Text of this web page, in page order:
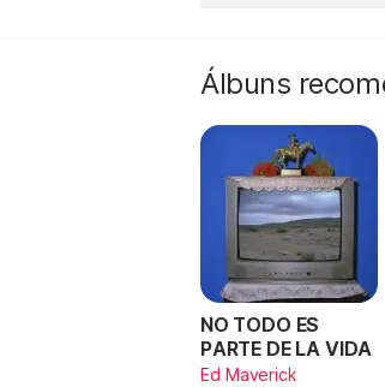
Álbuns
NO TODO ES
PARTE DE LA VIDA
Ed Maverick